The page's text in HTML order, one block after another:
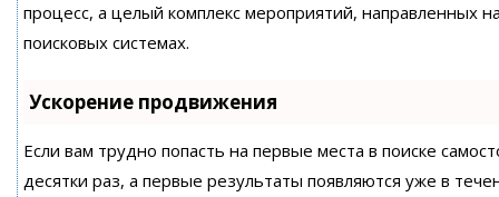
процесс, а целый комплекс мероприятий, направленных
поисковых системах.
Ускорение продвижения
Если вам трудно попасть на первые места в поиске
десятки раз, а первые результаты появляются уже в